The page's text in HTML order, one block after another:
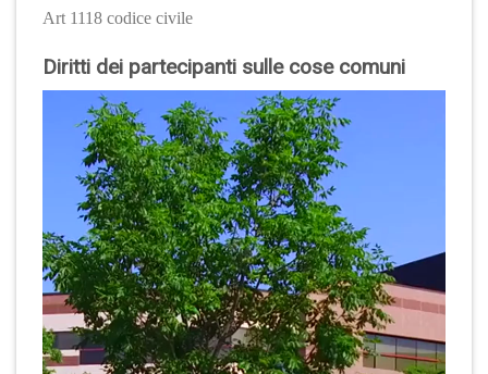
Art 1118 codice civile
Diritti dei partecipanti sulle cose comuni
Player